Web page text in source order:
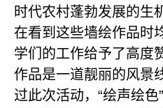
时代农村蓬勃发展的生
在看到这些墙绘作品时
学们的工作给予了高度
作品是一道靓丽的风景
过此次活动，“绘声绘